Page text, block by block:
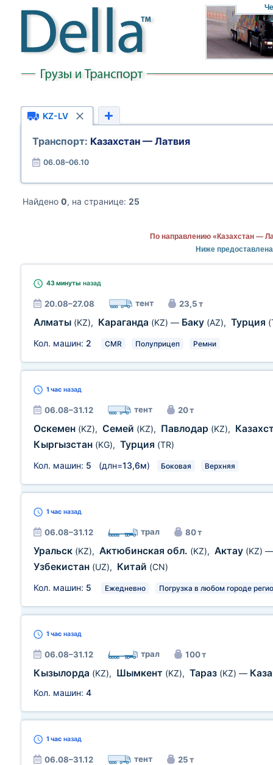
KZ-LV
Транспорт: Казахстан — Латвия
06.08–06.10
Найдено 0, на странице: 25
По направлению «Казахстан —
Ниже
43 минуты назад
20.08–27.08 тент 23,5 т
Алматы (KZ), Караганда (KZ) — Баку (AZ), Турция
Кол. машин: 2 CMR Полуприцеп Ремни
1 час назад
06.08–31.12 тент 20 т
Оскемен (KZ), Семей (KZ), Павлодар (KZ),
Кыргызстан (KG), Турция (TR)
Кол. машин: 5 (длн=13,6м) Боковая Верхняя
1 час назад
06.08–31.12 трал 80 т
Уральск (KZ), Актюбинская обл. (KZ), Актау (KZ)
Узбекистан (UZ), Китай (CN)
Кол. машин: 5 Ежедневно Погрузка в любом городе
1 час назад
06.08–31.12 трал 100 т
Кызылорда (KZ), Шымкент (KZ), Тараз (KZ) —
Кол. машин: 4
1 час назад
06.08–31.12 тент 25 т